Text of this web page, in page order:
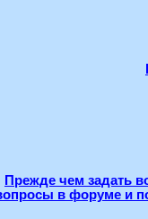
Прежде чем задать
в форуме и